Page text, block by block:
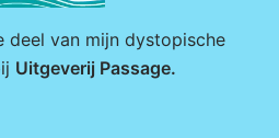
deel van mijn dystopische
Uitgeverij Passage.